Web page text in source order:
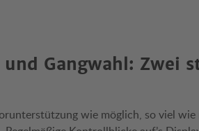
Gangwahl: Zwei
wie möglich, so viel wie